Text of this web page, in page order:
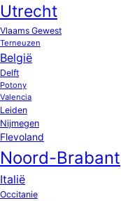
Utrecht
Vlaams Gewest
Terneuzen
België
Delft
Potony
Valencia
Leiden
Nijmegen
Flevoland
Noord-Brabant
Italië
Occitanie